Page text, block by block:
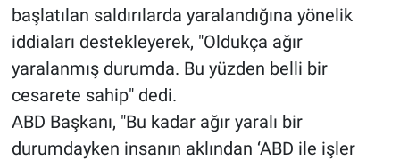
başlatılan saldırılarda yaralandığına yönelik
iddiaları destekleyerek, "Oldukça ağır
yaralanmış durumda. Bu yüzden belli bir
cesarete sahip" dedi.
ABD Başkanı, "Bu kadar ağır yaralı bir
durumdayken insanın aklından ‘ABD ile işler